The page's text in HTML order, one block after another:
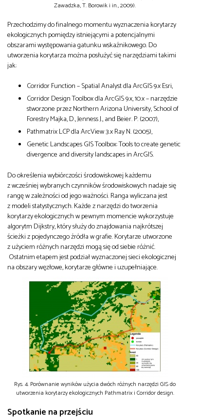
Zawadzka, T. Borowik i in., 2009).
Przechodzimy do finalnego momentu wyznaczenia korytarzy
ekologicznych pomiędzy istniejącymi a potencjalnymi
obszarami występowania gatunku wskaźnikowego. Do
utworzenia korytarza można posłużyć się narzędziami takimi
jak:
Corridor Function – Spatial Analyst dla ArcGIS 9.x Esri,
Corridor Design Toolbox dla ArcGIS 9.x, 10.x – narzędzie
stworzone przez Northern Arizona University, School of
Forestry Majka, D., Jenness J., and Beier. P. (2007),
Pathmatrix LCP dla ArcView 3.x Ray N. (2005),
Genetic Landscapes GIS Toolbox: Tools to create genetic
divergence and diversity landscapes in ArcGIS.
Do określenia wybiórczości środowiskowej każdemu
z wcześniej wybranych czynników środowiskowych nadaje się
rangę w zależności od jego ważności. Ranga wyliczana jest
z modeli statystycznych. Każde z narzędzi do tworzenia
korytarzy ekologicznych w pewnym momencie wykorzystuje
algorytm Dijkstry, który służy do znajdowania najkrótszej
ścieżki z pojedynczego źródła w grafie. Korytarze utworzone
z użyciem różnych narzędzi mogą się od siebie różnić.
Ostatnim etapem jest podział wyznaczonej sieci ekologicznej
na obszary węzłowe, korytarze główne i uzupełniające.
Rys. 4. Porównanie wyników użycia dwóch różnych narzędzi GIS do
utworzenia korytarzy ekologicznych Pathmatrix i Corridor design.
Spotkanie na przejściu